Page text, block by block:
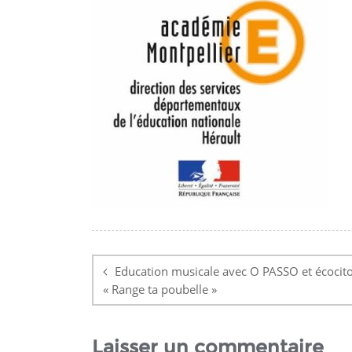
de
l’article
Education musicale avec O PASSO et
« Range ta poubelle »
Laisser un commentaire